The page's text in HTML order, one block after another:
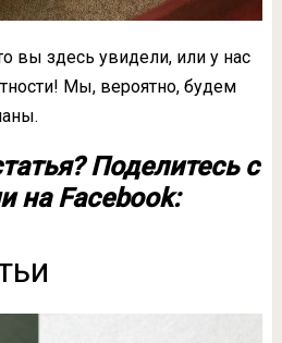
вы здесь увидели, или у нас
Мы, вероятно, будем
Поделитесь с
на Facebook: